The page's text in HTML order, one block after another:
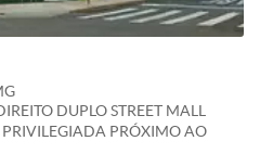
DUPLO STREET MALL
PRÓXIMO AO